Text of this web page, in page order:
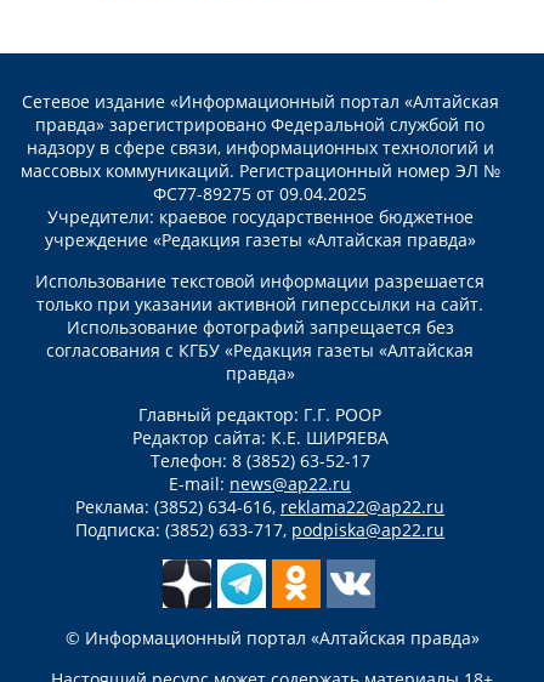
Сетевое издание «Информационный портал «Алтайская
правда» зарегистрировано Федеральной службой по
надзору в сфере связи, информационных технологий и
массовых коммуникаций. Регистрационный номер ЭЛ №
ФС77-89275 от 09.04.2025
Учредители: краевое государственное бюджетное
учреждение «Редакция газеты «Алтайская правда»
Использование текстовой информации разрешается
только при указании активной гиперссылки на сайт.
Использование фотографий запрещается без
согласования с КГБУ «Редакция газеты «Алтайская
правда»
Главный редактор: Г.Г. РООР
Редактор сайта: К.Е. ШИРЯЕВА
Телефон: 8 (3852) 63-52-17
E-mail: news@ap22.ru
Реклама: (3852) 634-616, reklama22@ap22.ru
Подписка: (3852) 633-717, podpiska@ap22.ru
© Информационный портал «Алтайская правда»